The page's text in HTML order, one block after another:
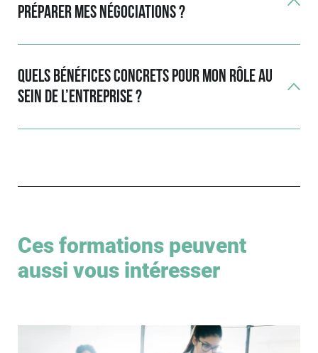
préparer mes négociations ?
Quels bénéfices concrets pour mon rôle au
sein de l’entreprise ?
Ces formations peuvent
aussi vous intéresser